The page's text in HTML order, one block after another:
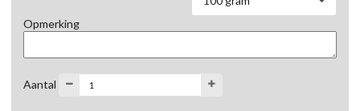
Opmerking
Aantal